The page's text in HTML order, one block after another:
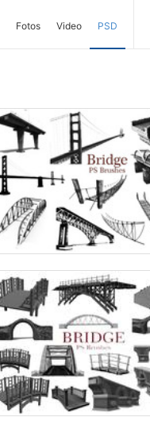
Fotos Video PSD